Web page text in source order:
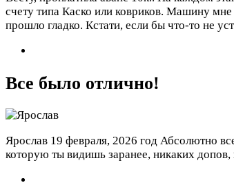
счету типа Каско или ковриков. Машину
прошло гладко. Кстати, если бы что-то не
Все было отлично!
Ярослав 19 февраля, 2026 год Абсолютно
которую ты видишь заранее, никаких